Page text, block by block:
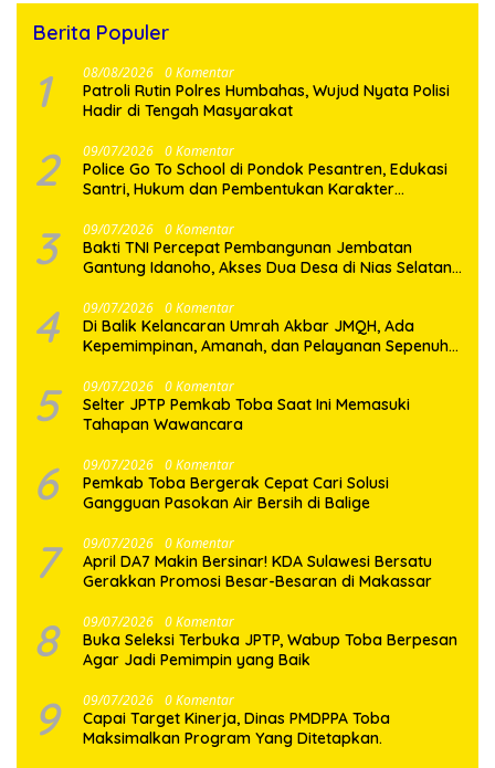
Berita Populer
1 08/08/2026 0 Komentar
Patroli Rutin Polres Humbahas, Wujud Nyata Polisi
Hadir di Tengah Masyarakat
2 09/07/2026 0 Komentar
Police Go To School di Pondok Pesantren, Edukasi
Santri, Hukum dan Pembentukan Karakter
3 09/07/2026 0 Komentar
Bakti TNI Percepat Pembangunan Jembatan
Gantung Idanoho, Akses Dua Desa di Nias Selatan
4 09/07/2026 0 Komentar
Di Balik Kelancaran Umrah Akbar JMQH, Ada
Kepemimpinan, Amanah, dan Pelayanan Sepenuh
5 09/07/2026 0 Komentar
Selter JPTP Pemkab Toba Saat Ini Memasuki
Tahapan Wawancara
6 09/07/2026 0 Komentar
Pemkab Toba Bergerak Cepat Cari Solusi
Gangguan Pasokan Air Bersih di Balige
7 09/07/2026 0 Komentar
April DA7 Makin Bersinar! KDA Sulawesi Bersatu
Gerakkan Promosi Besar-Besaran di Makassar
8 09/07/2026 0 Komentar
Buka Seleksi Terbuka JPTP, Wabup Toba Berpesan
Agar Jadi Pemimpin yang Baik
9 09/07/2026 0 Komentar
Capai Target Kinerja, Dinas PMDPPA Toba
Maksimalkan Program Yang Ditetapkan.